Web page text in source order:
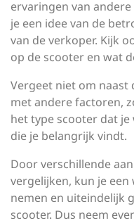
ervaringen van
je een idee van de
van de verkoper. Kijk
op de scooter en wat
Vergeet niet om
met andere factoren,
het type scooter dat
die je belangrijk vindt.
Door verschillende
vergelijken, kun je
nemen en uiteindelijk
scooter. Dus neem